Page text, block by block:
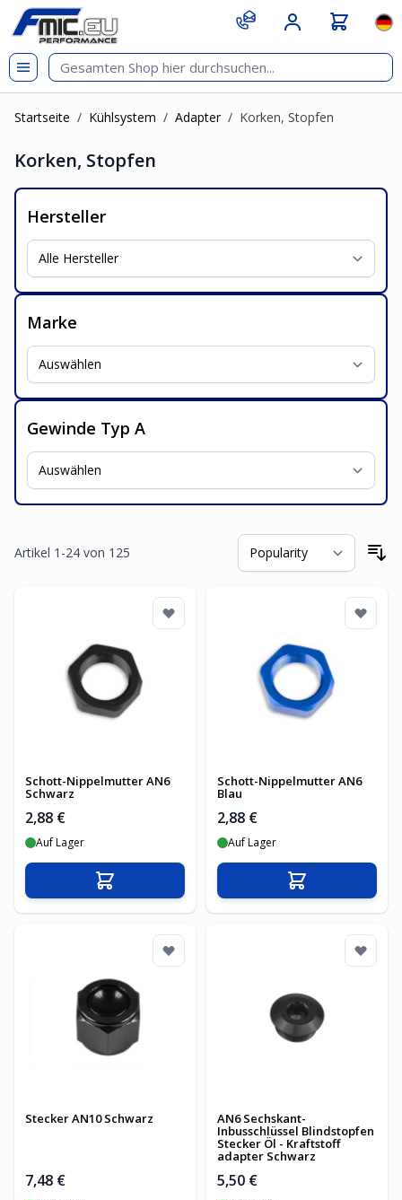
Zum Inhalt springen
git s
Startseite / Kühlsystem / Adapter / Korken, Stopfen
Korken, Stopfen
Hersteller
Marke
Gewinde Typ A
Artikel 1 -24 von 125
Schott-Nippelmutter AN6
Schwarz
2,88 €
Auf Lager
In den Warenkorb
Schott-Nippelmutter AN6
Blau
2,88 €
Auf Lager
In den
Stecker AN10 Schwarz
7,48 €
AN6 Sechskant-
Inbusschlüssel Blindstopfen
Stecker Öl - Kraftstoff
adapter Schwarz
5,50 €